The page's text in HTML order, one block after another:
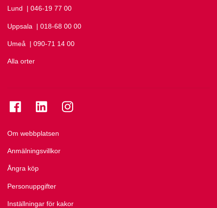
Lund Ring Lund på
| 046-19 77 00
Uppsala Ring Uppsala på
| 018-68 00 00
Umeå Ring Umeå på
| 090-71 14 00
Alla orter
Om webbplatsen
Anmälningsvillkor
Ångra köp
Personuppgifter
Inställningar för kakor
Se folkuniversitetet på Facebook
Se folkuniversitetet på LinkedIn